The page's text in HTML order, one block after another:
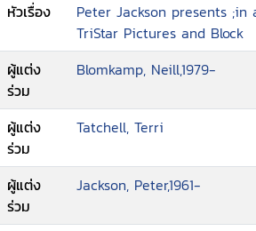
หัวเรื่อง
Peter Jackson presents ;in
TriStar Pictures and Block
ผู้แต่ง
ร่วม
Blomkamp, Neill,1979-
ผู้แต่ง
ร่วม
Tatchell, Terri
ผู้แต่ง
ร่วม
Jackson, Peter,1961-